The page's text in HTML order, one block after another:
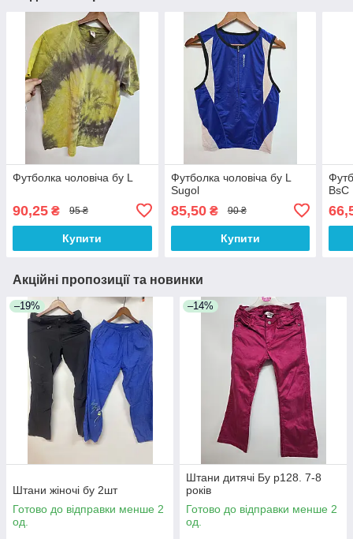
Футболка чоловіча бу L
90,25 ₴ 95 ₴
Купити
Футболка чоловіча бу L
Sugol
85,50₴ 90 ₴
Купити
BsC
Акційні пропозиції та новинки
–19%
Штани жіночі бу 2шт
Готово до відправки менше 2
од.
–14%
Штани дитячі Бу р128. 7-8
років
Готово до відправки менше 2
од.